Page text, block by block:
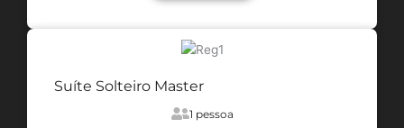
Suíte Solteiro Master
1 pessoa